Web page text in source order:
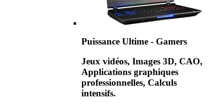
Puissance Ultime - Gamers
Jeux vidéos, Images 3D, CAO,
Applications graphiques
professionnelles, Calculs
intensifs.